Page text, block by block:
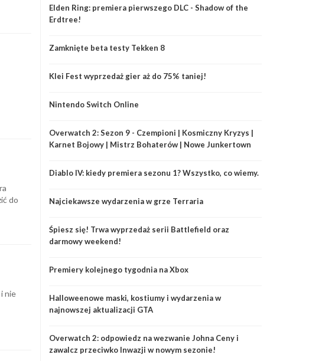
do
nie
Elden Ring: premiera pierwszego DLC - Shadow of the
Erdtree!
Zamknięte beta testy Tekken 8
Klei Fest wyprzedaż gier aż do 75% taniej!
Nintendo Switch Online
Overwatch 2: Sezon 9 - Czempioni | Kosmiczny Kryzys |
Karnet Bojowy | Mistrz Bohaterów | Nowe Junkertown
Diablo IV: kiedy premiera sezonu 1? Wszystko, co wiemy.
Najciekawsze wydarzenia w grze Terraria
Śpiesz się! Trwa wyprzedaż serii Battlefield oraz
darmowy weekend!
Premiery kolejnego tygodnia na Xbox
Halloweenowe maski, kostiumy i wydarzenia w
najnowszej aktualizacji GTA
Overwatch 2: odpowiedz na wezwanie Johna Ceny i
zawalcz przeciwko Inwazji w nowym sezonie!